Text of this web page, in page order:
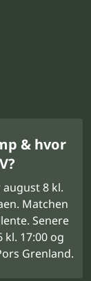
& hvor
8 kl.
Matchen
Senere
17:00 og
Grenland.